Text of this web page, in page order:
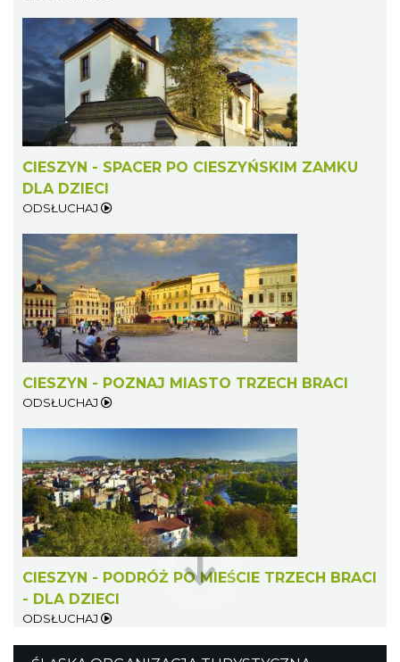
Cieszyn
2026-08-23
1.94 km
Cieszyn
2026-08-30
1.94 km
Cieszyn
2026-09-06
1.94 km
CIESZYN - SPACER PO CIESZYŃSKIM ZAMKU
DLA DZIECI
ODSŁUCHAJ
CIESZYN - POZNAJ MIASTO TRZECH BRACI
ODSŁUCHAJ
CIESZYN - PODRÓŻ PO MIEŚCIE TRZECH BRACI
- DLA DZIECI
ODSŁUCHAJ